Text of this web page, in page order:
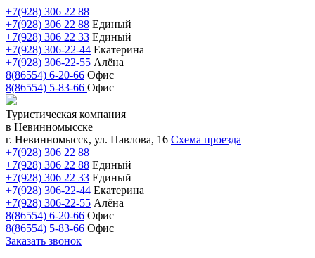
+7(928) 306 22 88
+7(928) 306 22 88 Единый
+7(928) 306 22 33 Единый
+7(928) 306-22-44 Екатерина
+7(928) 306-22-55 Алёна
8(86554) 6-20-66 Офис
8(86554) 5-83-66 Офис
Туристическая компания
в Невинномысске
г. Невинномысск, ул. Павлова, 16 Схема проезда
+7(928) 306 22 88
+7(928) 306 22 88 Единый
+7(928) 306 22 33 Единый
+7(928) 306-22-44 Екатерина
+7(928) 306-22-55 Алёна
8(86554) 6-20-66 Офис
8(86554) 5-83-66 Офис
Заказать звонок